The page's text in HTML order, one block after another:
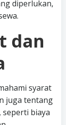
diperlukan,
dan
syarat
juga tentang
biaya